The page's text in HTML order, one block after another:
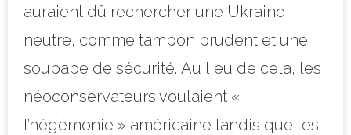
auraient dû rechercher une Ukraine
neutre, comme tampon prudent et une
soupape de sécurité. Au lieu de cela, les
néoconservateurs voulaient «
l’hégémonie » américaine tandis que les